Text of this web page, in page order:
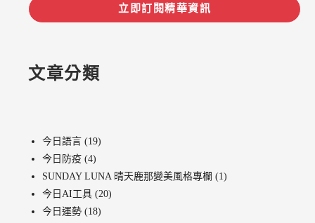
立即訂閱精華資訊
文章分類
今日語言 (19)
今日防疫 (4)
SUNDAY LUNA 晴天鹿那變美風格專欄 (1)
今日AI工具 (20)
今日運勢 (18)